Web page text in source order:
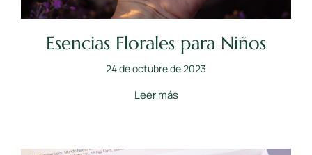
Esencias Florales para Niños
24 de octubre de 2023
Leer más